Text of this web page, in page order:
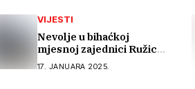
VIJESTI
Nevolje u bihaćkoj
mjesnoj zajednici Ružica:
zgrade u kojima žive
romske porodice već 15
17. JANUARA 2025.